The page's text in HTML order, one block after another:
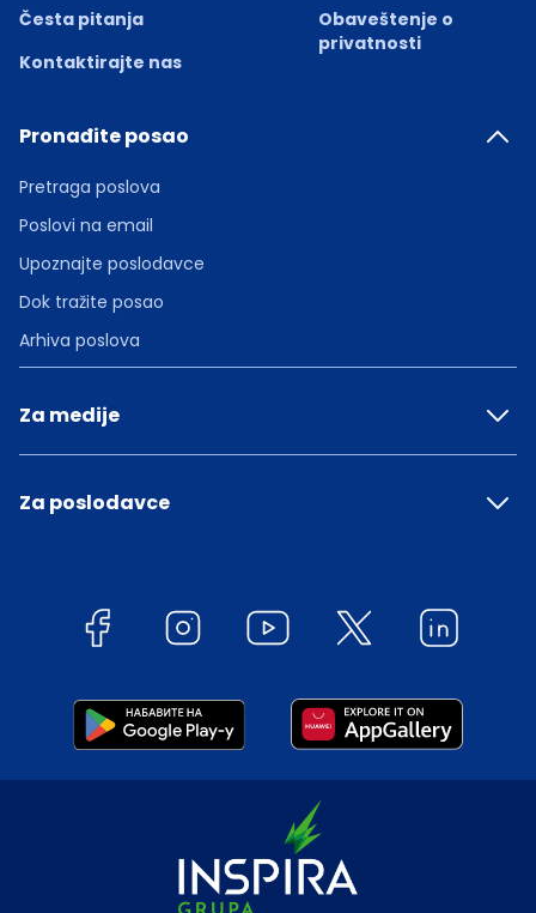
Česta pitanja
Kontaktirajte nas
Obaveštenje o
privatnosti
Pronađite posao
Pretraga poslova
Poslovi na email
Upoznajte poslodavce
Dok tražite posao
Arhiva poslova
Za medije
Za poslodavce